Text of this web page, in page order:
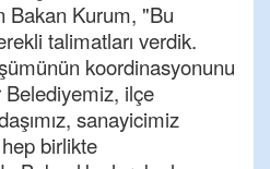
Bakan Kurum, "Bu
talimatları verdik.
koordinasyonunu
ilçe
sanayicimiz
birlikte